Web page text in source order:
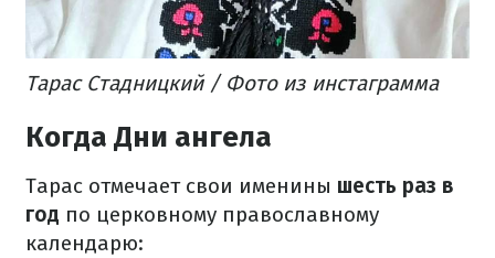
Тарас Стадницкий / Фото из инстаграмма
Когда Дни ангела
Тарас отмечает свои именины шесть раз в
год по церковному православному
календарю: